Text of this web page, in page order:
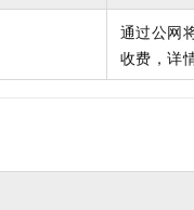
通过公网
收费，详